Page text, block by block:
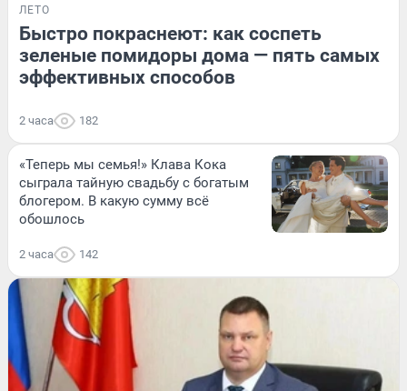
ЛЕТО
Быстро покраснеют: как соспеть
зеленые помидоры дома — пять самых
эффективных способов
2 часа 182
«Теперь мы семья!» Клава Кока
сыграла тайную свадьбу с богатым
блогером. В какую сумму всё
обошлось
2 часа 142